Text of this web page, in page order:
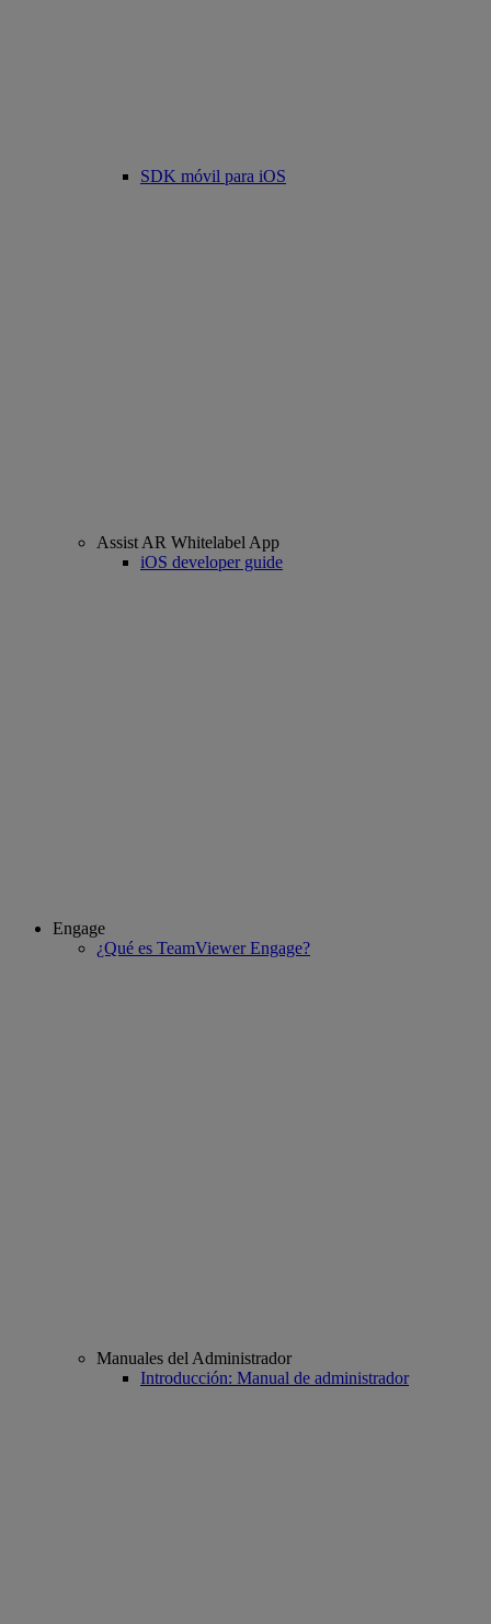
SDK móvil para iOS
Assist AR Whitelabel App
iOS developer guide
Engage
¿Qué es TeamViewer Engage?
Manuales del Administrador
Introducción: Manual de administrador